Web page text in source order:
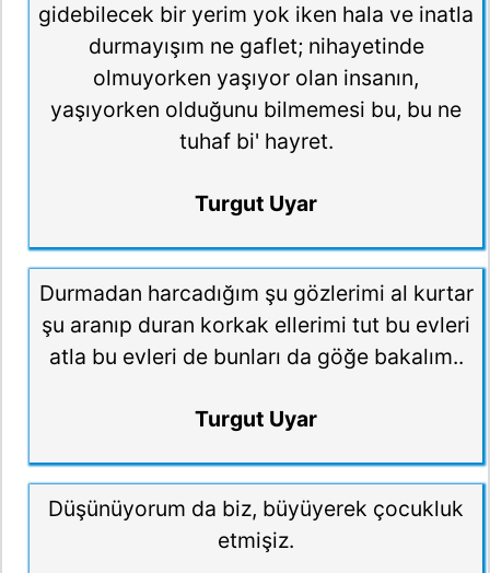
gidebilecek bir yerim yok iken hala ve inatla
durmayışım ne gaflet; nihayetinde
olmuyorken yaşıyor olan insanın,
yaşıyorken olduğunu bilmemesi bu, bu ne
tuhaf bi' hayret.
Turgut Uyar
Durmadan harcadığım şu gözlerimi al kurtar
şu aranıp duran korkak ellerimi tut bu evleri
atla bu evleri de bunları da göğe bakalım..
Turgut Uyar
Düşünüyorum da biz, büyüyerek çocukluk
etmişiz.